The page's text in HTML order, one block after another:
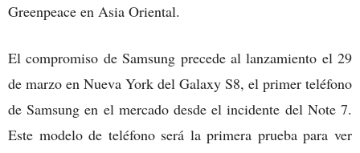
Greenpeace en Asia Oriental.
El compromiso de Samsung precede al lanzamiento el 29
de marzo en Nueva York del Galaxy S8, el primer teléfono
de Samsung en el mercado desde el incidente del Note 7.
Este modelo de teléfono será la primera prueba para ver